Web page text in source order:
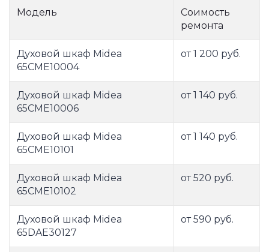
Модель
Соимость
ремонта
Духовой шкаф Midea
65CME10004
от 1 200 руб.
Духовой шкаф Midea
65CME10006
от 1 140 руб.
Духовой шкаф Midea
65CME10101
от 1 140 руб.
Духовой шкаф Midea
65CME10102
от 520 руб.
Духовой шкаф Midea
65DAE30127
от 590 руб.